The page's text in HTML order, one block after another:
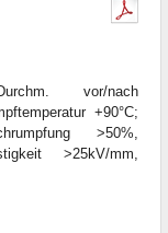
vor/nach
+90°C;
>50%,
>25kV/mm,